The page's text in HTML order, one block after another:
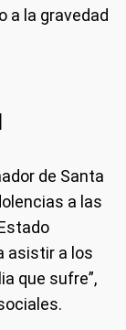
a la gravedad
de Santa
a las
asistir a los
que sufre”,